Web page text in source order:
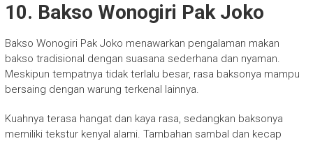
10. Bakso Wonogiri Pak Joko
Bakso Wonogiri Pak Joko menawarkan pengalaman makan
bakso tradisional dengan suasana sederhana dan nyaman.
Meskipun tempatnya tidak terlalu besar, rasa baksonya mampu
bersaing dengan warung terkenal lainnya.
Kuahnya terasa hangat dan kaya rasa, sedangkan baksonya
memiliki tekstur kenyal alami. Tambahan sambal dan kecap